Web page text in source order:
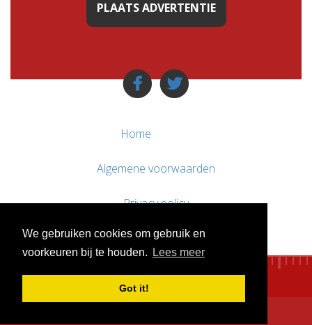
We gebruiken cookies om gebruik en
voorkeuren bij te houden.
Lees meer
Got it!
PLAATS ADVERTENTIE
Home
Algemene voorwaarden
Privacy policy
Contact / Support